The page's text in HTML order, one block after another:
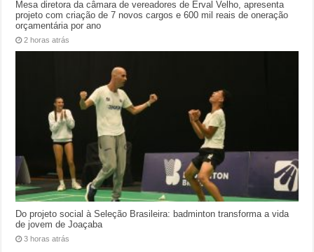
Mesa diretora da câmara de vereadores de Erval Velho, apresenta
projeto com criação de 7 novos cargos e 600 mil reais de oneração
orçamentária por ano
2 horas atrás
Do projeto social à Seleção Brasileira: badminton transforma a vida
de jovem de Joaçaba
3 horas atrás